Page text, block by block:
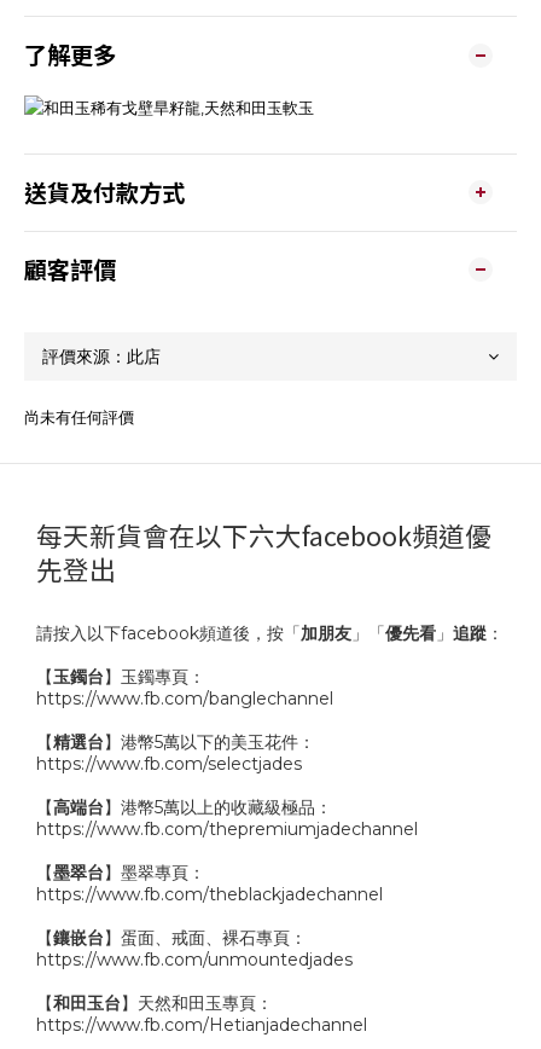
了解更多
送貨及付款方式
顧客評價
尚未有任何評價
每天新貨會在以下六大facebook頻道優
先登出
請按入以下facebook頻道後，按「加朋友 」「優先看 」 追蹤 ：
【玉鐲台】玉鐲專頁：
https://www.fb.com/banglechannel
【精選台】港幣5萬以下的美玉花件：
https://www.fb.com/selectjades
【高端台】港幣5萬以上的收藏級極品：
https://www.fb.com/thepremiumjadechannel
【墨翠台】墨翠專頁：
https://www.fb.com/theblackjadechannel
【鑲嵌台】蛋面、戒面、裸石專頁：
https://www.fb.com/unmountedjades
【和田玉台】天然和田玉專頁：
https://www.fb.com/Hetianjadechannel